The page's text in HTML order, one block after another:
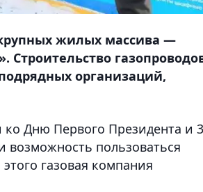
жилых массива —
организаций,
Дню Первого Президента и
возможность пользоваться
газовая компания